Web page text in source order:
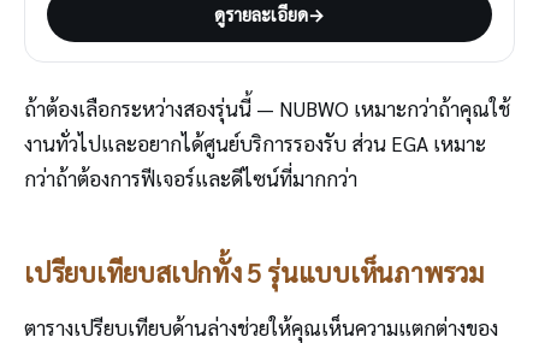
ดูรายละเอียด→
ถ้าต้องเลือกระหว่างสองรุ่นนี้ — NUBWO เหมาะกว่าถ้าคุณใช้
งานทั่วไปและอยากได้ศูนย์บริการรองรับ ส่วน EGA เหมาะ
กว่าถ้าต้องการฟีเจอร์และดีไซน์ที่มากกว่า
เปรียบเทียบสเปกทั้ง 5 รุ่นแบบเห็นภาพรวม
ตารางเปรียบเทียบด้านล่างช่วยให้คุณเห็นความแตกต่างของ